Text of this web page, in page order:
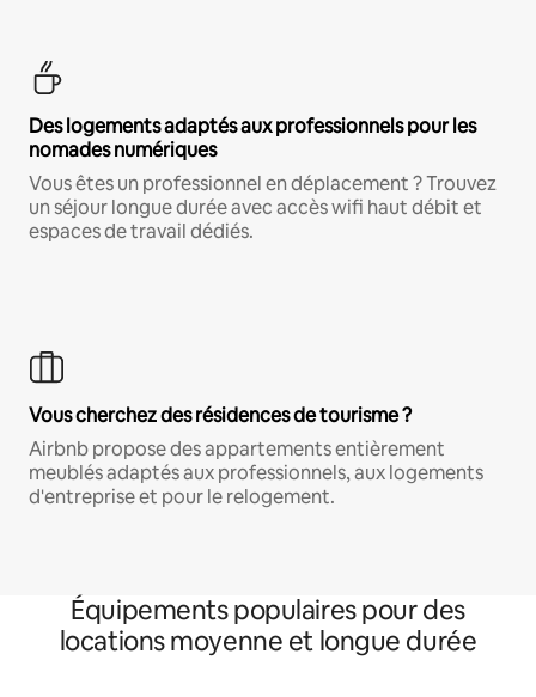
Des logements adaptés aux professionnels pour les
nomades numériques
Vous êtes un professionnel en déplacement ? Trouvez
un séjour longue durée avec accès wifi haut débit et
espaces de travail dédiés.
Vous cherchez des résidences de tourisme ?
Airbnb propose des appartements entièrement
meublés adaptés aux professionnels, aux logements
d'entreprise et pour le relogement.
Équipements populaires pour des
locations moyenne et longue durée